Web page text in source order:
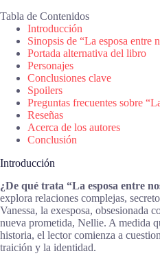
Tabla de Contenidos
Introducción
Sinopsis de “La esposa entre
Portada alternativa del libro
Personajes
Conclusiones clave
Spoilers
Preguntas frecuentes sobre
Reseñas
Acerca de los autores
Conclusión
Introducción
¿De qué trata “La esposa entre
explora relaciones complejas,
Vanessa, la exesposa, obsesionada
nueva prometida, Nellie. A medida
historia, el lector comienza a
traición y la identidad.